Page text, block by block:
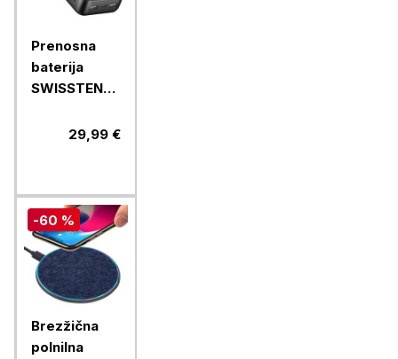
Prenosna
baterija
SWISSTEN
20000 MAH,
29,99 €
-60 %
Brezžična
polnilna